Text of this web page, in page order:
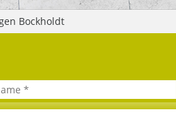
LOUNGENETZWERK
Entscheidern und Wissens-
Enthusiasten an.
Bockholdt